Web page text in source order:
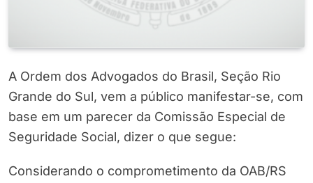
A Ordem dos Advogados do Brasil, Seção Rio
Grande do Sul, vem a público manifestar-se, com
base em um parecer da Comissão Especial de
Seguridade Social, dizer o que segue:
Considerando o comprometimento da OAB/RS